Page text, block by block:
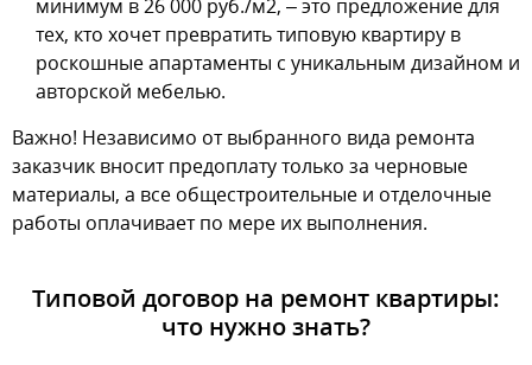
минимум в 26 000 руб./м2, – это предложение для
тех, кто хочет превратить типовую квартиру в
роскошные апартаменты с уникальным дизайном и
авторской мебелью.
Важно! Независимо от выбранного вида ремонта
заказчик вносит предоплату только за черновые
материалы, а все общестроительные и отделочные
работы оплачивает по мере их выполнения.
Типовой договор на ремонт квартиры:
что нужно знать?